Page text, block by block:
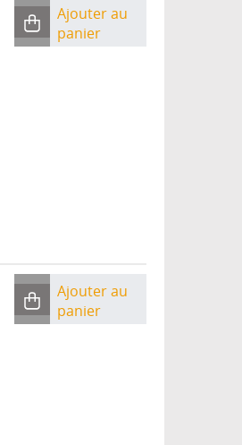
Ajouter au
panier
Ajouter au
panier